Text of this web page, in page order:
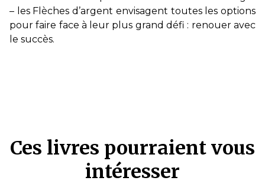
– les Flèches d’argent envisagent toutes les options
pour faire face à leur plus grand défi : renouer avec
le succès.
Ces livres pourraient vous
intéresser